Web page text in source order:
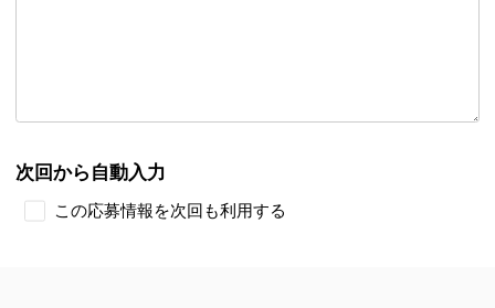
次回から自動入力
この応募情報を次回も利用する